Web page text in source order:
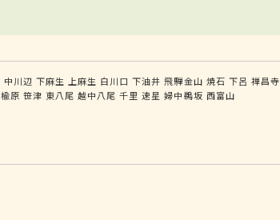
中川辺 下麻生 上麻生 白川口 下油井 飛騨金山 焼石 下呂 禅昌寺
楡原 笹津 東八尾 越中八尾 千里 速星 婦中鵜坂 西富山